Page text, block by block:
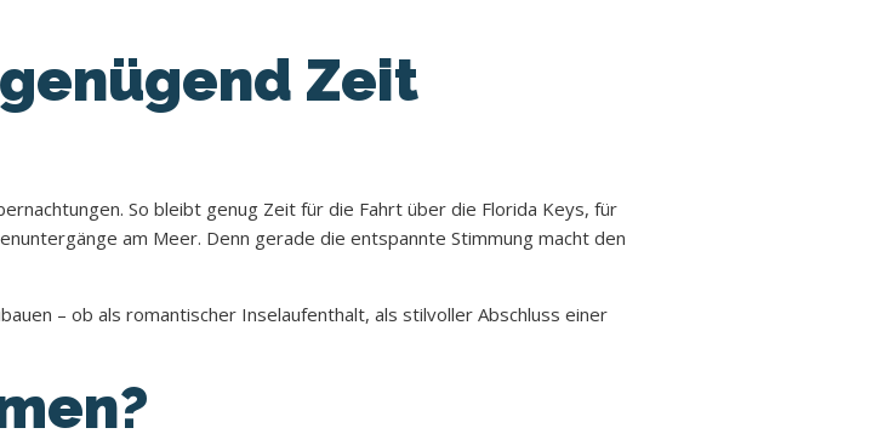
Zeit
So bleibt genug Zeit für die Fahrt über die Florida Keys, für
am Meer. Denn gerade die entspannte Stimmung macht den
– ob als romantischer Inselaufenthalt, als stilvoller Abschluss einer